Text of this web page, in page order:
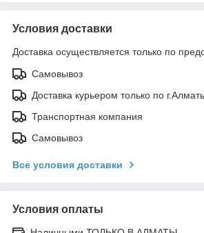
Условия доставки
Доставка осуществляется только по
Самовывоз
Доставка курьером только по
Транспортная компания
Самовывоз
Все условия доставки
Условия оплаты